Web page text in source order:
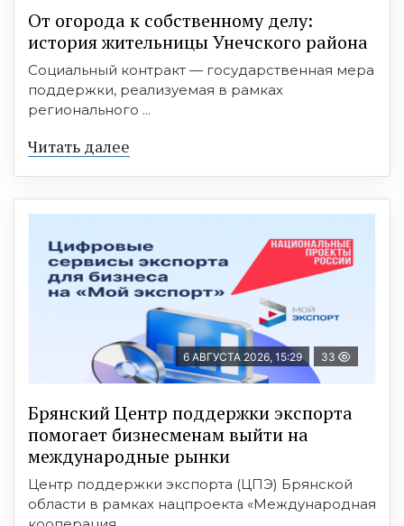
От огорода к собственному делу:
история жительницы Унечского района
Социальный контракт — государственная мера
поддержки, реализуемая в рамках
регионального ...
Читать далее
6 АВГУСТА 2026, 15:29 33
Брянский Центр поддержки экспорта
помогает бизнесменам выйти на
международные рынки
Центр поддержки экспорта (ЦПЭ) Брянской
области в рамках нацпроекта «Международная